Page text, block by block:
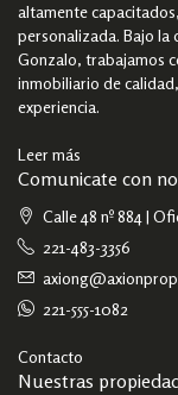
altamente
personalizada. Bajo la
Gonzalo, trabajamos
inmobiliario de
experiencia.
Leer más
Comunicate con
Calle 48 nº 884 |
221-483-3356
221-555-1082
Contacto
Nuestras